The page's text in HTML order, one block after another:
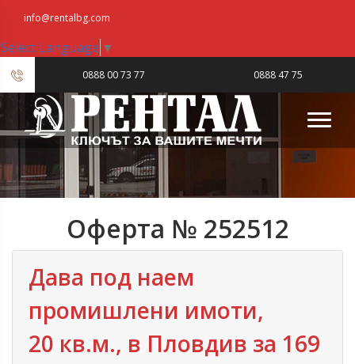
info@rentalbg.com
Select Language ▼
0888 00 73 77 0888 47 75
23
Оферта № 252512
Дава под наем
промишлени имоти,
20 кв.м., в Пловдив‎ за 169